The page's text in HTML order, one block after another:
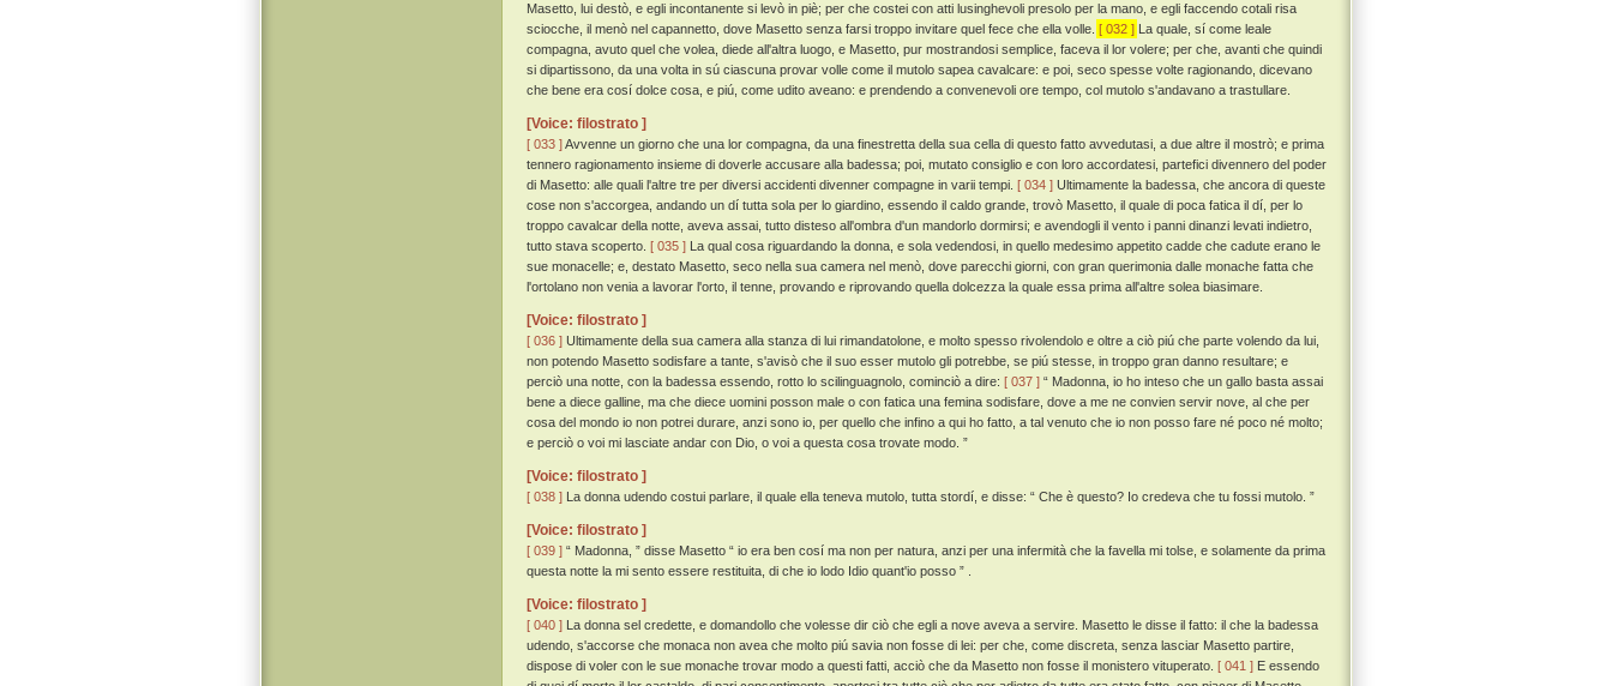
Masetto, lui destò, e egli incontanente si levò in piè; per che costei con atti lusinghevoli presolo per la mano, e egli faccendo cotali risa
sciocche, il menò nel capannetto, dove Masetto senza farsi troppo invitare quel fece che ella volle. [ 032 ] La quale, sí come leale
compagna, avuto quel che volea, diede all'altra luogo, e Masetto, pur mostrandosi semplice, faceva il lor volere; per che, avanti che quindi
si dipartissono, da una volta in sú ciascuna provar volle come il mutolo sapea cavalcare: e poi, seco spesse volte ragionando, dicevano
che bene era cosí dolce cosa, e piú, come udito aveano: e prendendo a convenevoli ore tempo, col mutolo s'andavano a trastullare.
[Voice: filostrato ]
[ 033 ]Avvenne un giorno che una lor compagna, da una finestretta della sua cella di questo fatto avvedutasi, a due altre il mostrò; e prima
tennero ragionamento insieme di doverle accusare alla badessa; poi, mutato consiglio e con loro accordatesi, partefici divennero del poder
di Masetto: alle quali l'altre tre per diversi accidenti divenner compagne in varii tempi. [ 034 ] Ultimamente la badessa, che ancora di queste
cose non s'accorgea, andando un dí tutta sola per lo giardino, essendo il caldo grande, trovò Masetto, il quale di poca fatica il dí, per lo
troppo cavalcar della notte, aveva assai, tutto disteso all'ombra d'un mandorlo dormirsi; e avendogli il vento i panni dinanzi levati indietro,
tutto stava scoperto. [ 035 ] La qual cosa riguardando la donna, e sola vedendosi, in quello medesimo appetito cadde che cadute erano le
sue monacelle; e, destato Masetto, seco nella sua camera nel menò, dove parecchi giorni, con gran querimonia dalle monache fatta che
l'ortolano non venia a lavorar l'orto, il tenne, provando e riprovando quella dolcezza la quale essa prima all'altre solea biasimare.
[Voice: filostrato ]
[ 036 ] Ultimamente della sua camera alla stanza di lui rimandatolone, e molto spesso rivolendolo e oltre a ciò piú che parte volendo da lui,
non potendo Masetto sodisfare a tante, s'avisò che il suo esser mutolo gli potrebbe, se piú stesse, in troppo gran danno resultare; e
perciò una notte, con la badessa essendo, rotto lo scilinguagnolo, cominciò a dire: [ 037 ] “ Madonna, io ho inteso che un gallo basta assai
bene a diece galline, ma che diece uomini posson male o con fatica una femina sodisfare, dove a me ne convien servir nove, al che per
cosa del mondo io non potrei durare, anzi sono io, per quello che infino a qui ho fatto, a tal venuto che io non posso fare né poco né molto;
e perciò o voi mi lasciate andar con Dio, o voi a questa cosa trovate modo. ”
[Voice: filostrato ]
[ 038 ] La donna udendo costui parlare, il quale ella teneva mutolo, tutta stordí, e disse: “ Che è questo? Io credeva che tu fossi mutolo. ”
[Voice: filostrato ]
[ 039 ] “ Madonna, ” disse Masetto “ io era ben cosí ma non per natura, anzi per una infermità che la favella mi tolse, e solamente da prima
questa notte la mi sento essere restituita, di che io lodo Idio quant'io posso ” .
[Voice: filostrato ]
[ 040 ] La donna sel credette, e domandollo che volesse dir ciò che egli a nove aveva a servire. Masetto le disse il fatto: il che la badessa
udendo, s'accorse che monaca non avea che molto piú savia non fosse di lei: per che, come discreta, senza lasciar Masetto partire,
dispose di voler con le sue monache trovar modo a questi fatti, acciò che da Masetto non fosse il monistero vituperato. [ 041 ] E essendo